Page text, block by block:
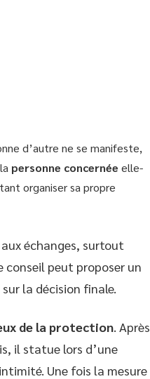
d’autre ne se manifeste,
personne concernée elle-
organiser sa propre
échanges, surtout
conseil peut proposer un
la décision finale.
de la protection. Après
il statue lors d’une
Une fois la mesure